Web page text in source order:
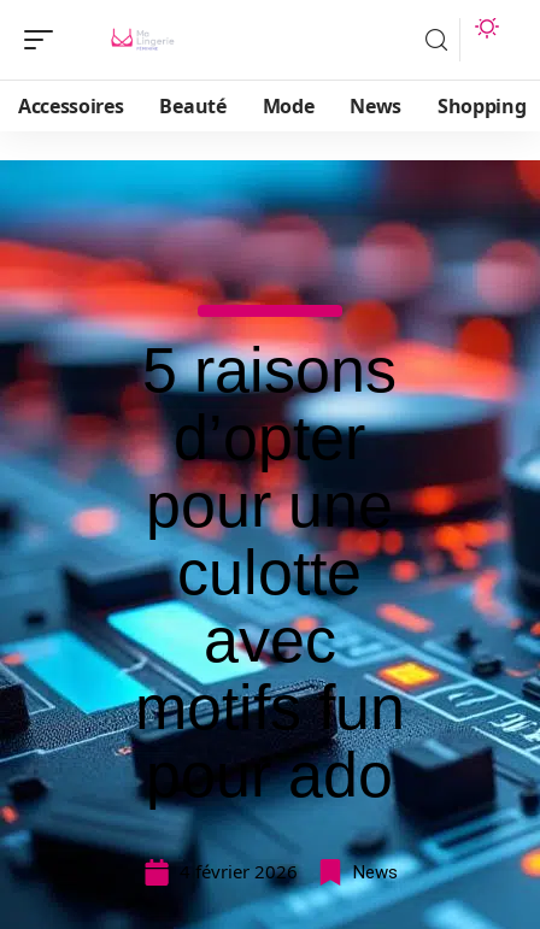
Accessoires Beauté Mode News Shopping
5 raisons
d’opter
pour une
culotte
avec
motifs fun
pour ado
4 février 2026 News